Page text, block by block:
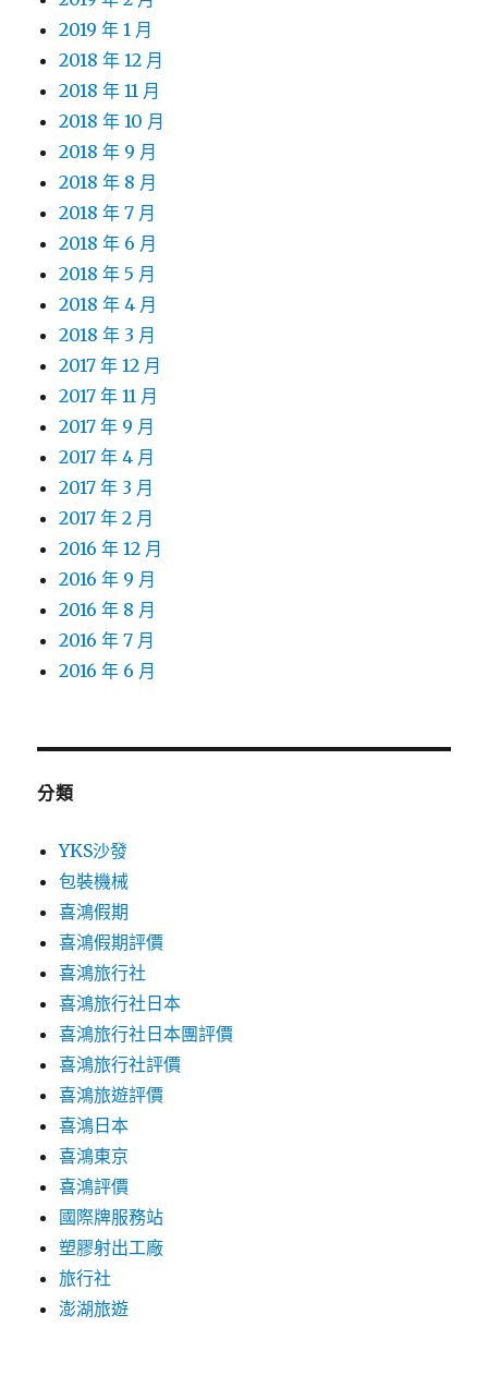
2019 年 1 月
2018 年 12 月
2018 年 11 月
2018 年 10 月
2018 年 9 月
2018 年 8 月
2018 年 7 月
2018 年 6 月
2018 年 5 月
2018 年 4 月
2018 年 3 月
2017 年 12 月
2017 年 11 月
2017 年 9 月
2017 年 4 月
2017 年 3 月
2017 年 2 月
2016 年 12 月
2016 年 9 月
2016 年 8 月
2016 年 7 月
2016 年 6 月
分類
YKS沙發
包裝機械
喜鴻假期
喜鴻假期評價
喜鴻旅行社
喜鴻旅行社日本
喜鴻旅行社日本團評價
喜鴻旅行社評價
喜鴻旅遊評價
喜鴻日本
喜鴻東京
喜鴻評價
國際牌服務站
塑膠射出工廠
旅行社
澎湖旅遊